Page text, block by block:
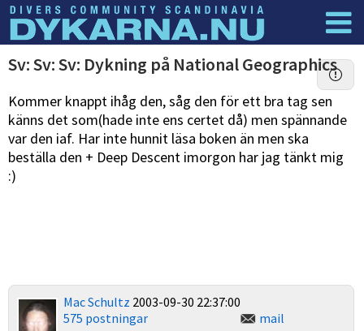
Dyknyheter Logga in
Sv: Sv: Sv: Dykning på National Geographics
Kommer knappt ihåg den, såg den för ett bra tag sen
känns det som(hade inte ens certet då) men spännande
var den iaf. Har inte hunnit läsa boken än men ska
beställa den + Deep Descent imorgon har jag tänkt mig
:)
Mac Schultz 2003-09-30 22:37:00
575 postningar
mail